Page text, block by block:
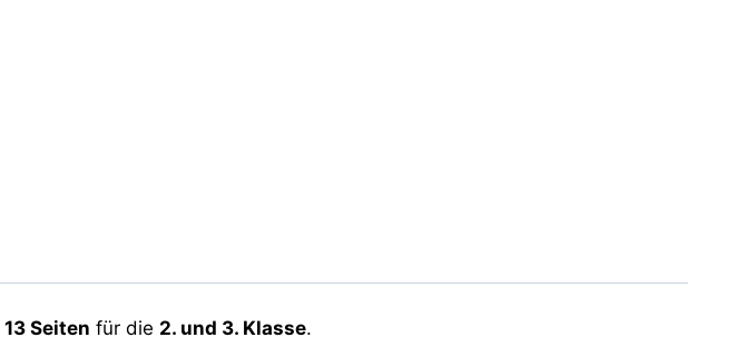
13 Seiten für die 2. und 3. Klasse.